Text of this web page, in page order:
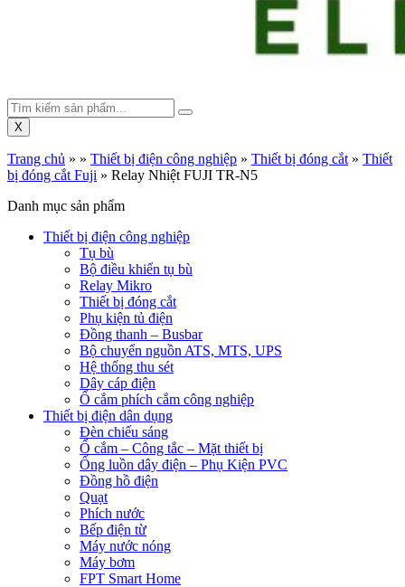
X
Trang chủ » » Thiết bị điện công nghiệp » Thiết bị đóng cắt » Thiết
bị đóng cắt Fuji » Relay Nhiệt FUJI TR-N5
Danh mục sản phẩm
Thiết bị điện công nghiệp
Tụ bù
Bộ điều khiển tụ bù
Relay Mikro
Thiết bị đóng cắt
Phụ kiện tủ điện
Đồng thanh – Busbar
Bộ chuyển nguồn ATS, MTS, UPS
Hệ thống thu sét
Dây cáp điện
Ổ cắm phích cắm công nghiệp
Thiết bị điện dân dụng
Đèn chiếu sáng
Ổ cắm – Công tắc – Mặt thiết bị
Ống luồn dây điện – Phụ Kiện PVC
Đồng hồ điện
Quạt
Phích nước
Bếp điện từ
Máy nước nóng
Máy bơm
FPT Smart Home